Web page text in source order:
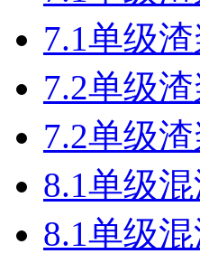
7.1单级
7.2单级
7.2单级
8.1单级
8.1单级